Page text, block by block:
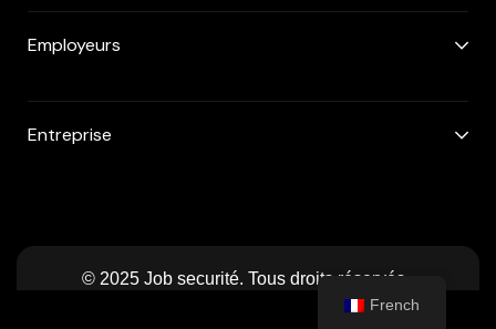
Employeurs
Entreprise
© 2025 Job securité. Tous droits réservés..
French